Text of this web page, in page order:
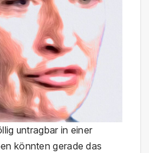
untragbar in einer
könnten gerade das